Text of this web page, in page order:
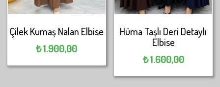
Çilek Kumaş Nalan Elbise
₺1.900,00
Hüma Taşlı Deri Detaylı
Elbise
₺1.600,00